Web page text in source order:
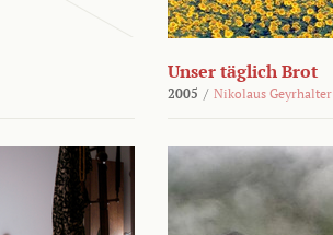
Unser täglich Brot
2005 / Nikolaus Geyrhalter